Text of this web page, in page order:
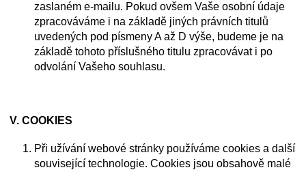
zaslaném e-mailu. Pokud ovšem Vaše osobní údaje
zpracováváme i na základě jiných právních titulů
uvedených pod písmeny A až D výše, budeme je na
základě tohoto příslušného titulu zpracovávat i po
odvolání Vašeho souhlasu.
V. COOKIES
Při užívání webové stránky používáme cookies a další
související technologie. Cookies jsou obsahově malé